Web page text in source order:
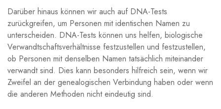
Darüber hinaus können wir auch auf DNA-Tests
zurückgreifen, um Personen mit identischen Namen zu
unterscheiden. DNA-Tests können uns helfen, biologische
Verwandtschaftsverhältnisse festzustellen und festzustellen,
ob Personen mit denselben Namen tatsächlich miteinander
verwandt sind. Dies kann besonders hilfreich sein, wenn wir
Zweifel an der genealogischen Verbindung haben oder wenn
die anderen Methoden nicht eindeutig sind.